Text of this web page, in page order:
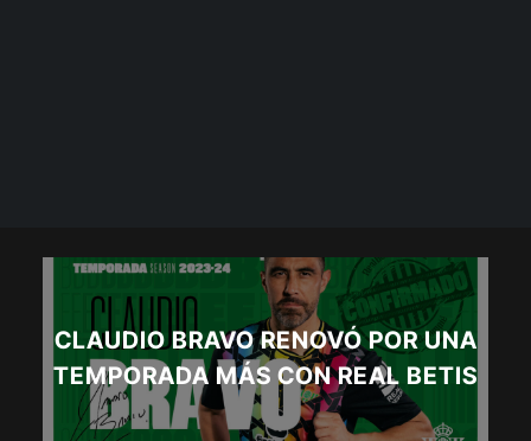
CLAUDIO BRAVO RENOVÓ POR UNA
TEMPORADA MÁS CON REAL BETIS